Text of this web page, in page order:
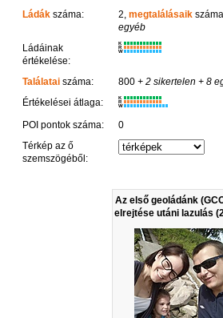
Az első geoládánk
elrejtése utáni lazulás
Ládákszáma: 2,megtalálásaik
egyéb
Ládáinak
értékelése:
K
R
W
Találataiszáma: 800 + 2 sikertelen + 8
Értékelései átlaga:
K
R
W
POI pontok száma:
0
Térkép az ő
szemszögéből: